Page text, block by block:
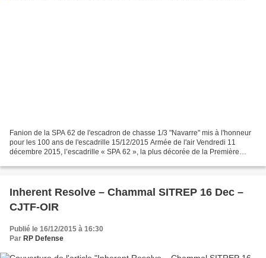
Fanion de la SPA 62 de l'escadron de chasse 1/3 "Navarre" mis à l'honneur
pour les 100 ans de l'escadrille 15/12/2015 Armée de l'air Vendredi 11
décembre 2015, l’escadrille « SPA 62 », la plus décorée de la Première
Inherent Resolve – Chammal SITREP 16 Dec –
CJTF-OIR
Publié le 16/12/2015 à 16:30
Par RP Defense